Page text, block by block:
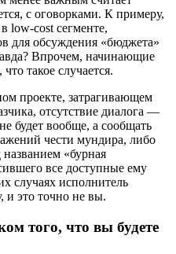
с оговорками. К примеру,
low-cost сегменте,
для обсуждения «бюджета»
Впрочем, начинающие
такое случается.
проекте, затрагивающем
отсутствие диалога —
будет вообще, а сообщать
чести мундира, либо
«бурная
все доступные ему
случаях исполнитель
и это точно не вы.
того, что вы будете